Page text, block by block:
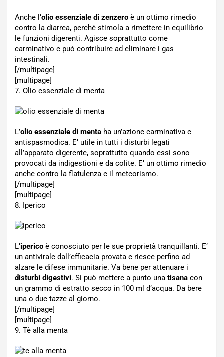
Anche l’olio essenziale di zenzero è un ottimo rimedio
contro la diarrea, perché stimola a rimettere in equilibrio
le funzioni digerenti. Agisce soprattutto come
carminativo e può contribuire ad eliminare i gas
intestinali.
[/multipage]
[multipage]
7. Olio essenziale di menta
L’olio essenziale di menta ha un’azione carminativa e
antispasmodica. E’ utile in tutti i disturbi legati
all’apparato digerente, soprattutto quando essi sono
provocati da indigestioni e da colite. E’ un ottimo rimedio
anche contro la flatulenza e il meteorismo.
[/multipage]
[multipage]
8. Iperico
L’iperico è conosciuto per le sue proprietà tranquillanti. E’
un antivirale dall’efficacia provata e riesce perfino ad
alzare le difese immunitarie. Va bene per attenuare i
disturbi digestivi. Si può mettere a punto una tisana con
un grammo di estratto secco in 100 ml d’acqua. Da bere
una o due tazze al giorno.
[/multipage]
[multipage]
9. Tè alla menta